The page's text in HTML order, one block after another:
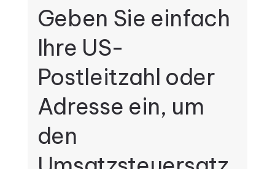
Geben Sie einfach
Ihre US-
Postleitzahl oder
Adresse ein, um
den